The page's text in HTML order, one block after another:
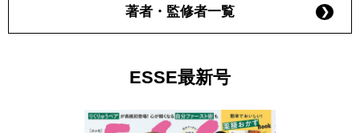
著者・監修者一覧
ESSE最新号